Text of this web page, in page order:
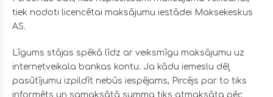
tiek nodoti licencētai maksājumu iestādei Maksekeskus
AS.
Līgums stājas spēkā līdz ar veiksmīgu maksājumu uz
internetveikala bankas kontu. Ja kādu iemeslu dēļ
pasūtījumu izpildīt nebūs iespējams, Pircējs par to tiks
informēts un samaksātā summa tiks atmaksāta pēc